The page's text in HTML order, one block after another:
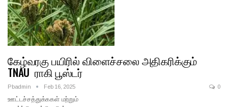
கேழ்வரகு பயிரில் விளைச்சலை அதிகரிக்கும்
TNAU ராகி பூஸ்டர்
Pbadmin Feb 16, 2025 0
ஊட்டச்சத்துக்ககள் மற்றும்